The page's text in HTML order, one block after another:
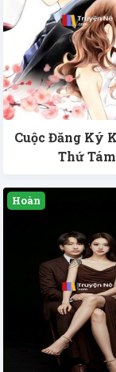
Cuộc Đăng Ký
Thứ Tám